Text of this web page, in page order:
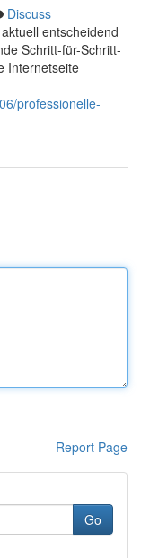
Discuss
entscheidend
Schritt-für-Schritt-
Internetseite
professionelle-
Report Page
Go